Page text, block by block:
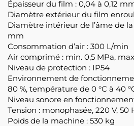
Épaisseur du film : 0,04 à 0,12
Diamètre extérieur du film
Diamètre intérieur de l’âme de
mm
Consommation d’air : 300 L/min
Air comprimé : min. 0,5 MPa,
Niveau de protection : IP54
Environnement de
80 %, température de 0 °C à 40
Niveau sonore en
Tension : monophasée, 220 V, 50
Poids de la machine : 530 kg